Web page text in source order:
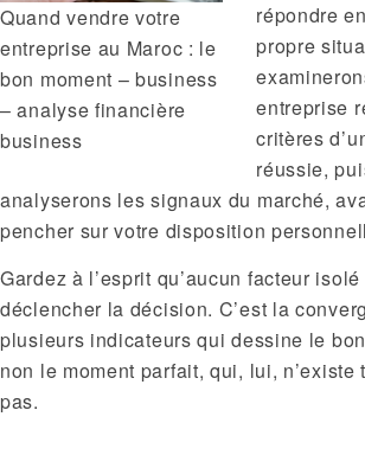
Quand vendre votre
entreprise au Maroc : le
bon moment – business
– analyse financière
business
répondre
propre
entreprise
critères
réussie,
analyserons les signaux du marché,
pencher sur votre disposition
Gardez à l’esprit qu’aucun facteur
déclencher la décision. C’est la
plusieurs indicateurs qui dessine le
non le moment parfait, qui, lui, n’existe
pas.